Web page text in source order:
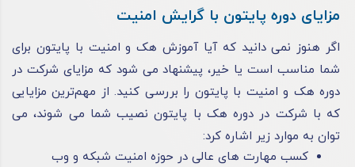
مزایای دوره پایتون با گرایش امنیت
اگر هنوز نمی‌ دانید که آیا آموزش هک و امنیت با پایتون برای
شما مناسب است یا خیر، پیشنهاد می‌ شود که مزایای شرکت در
دوره هک و امنیت با پایتون را بررسی کنید. از مهم‌ترین مزایایی
که با شرکت در دوره هک با پایتون نصیب شما می‌ شوند، می‌
توان به موارد زیر اشاره کرد:
کسب مهارت‌ های عالی در حوزه امنیت شبکه و وب